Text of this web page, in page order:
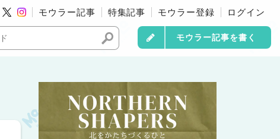
モウラー記事 特集記事 モウラー登録 ログイン
モウラー記事を書く